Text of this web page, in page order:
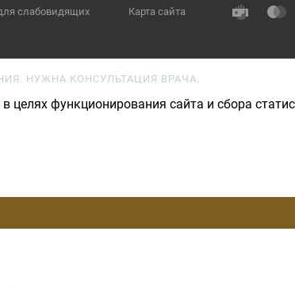
слабовидящих Карта сайта
НУЖНА КОНСУЛЬТАЦИЯ ВРАЧА.
функционирования сайта и сбора